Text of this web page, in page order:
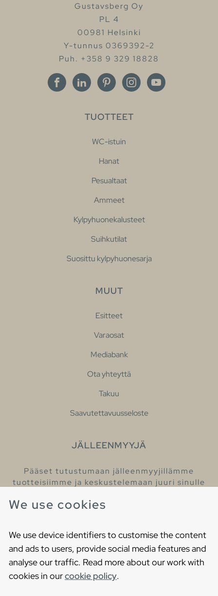
We use cookies
We use device identifiers to customise the content
and ads to users, provide social media features and
analyse our traffic. Read more about our work with
cookies in ourcookie policy.
Gustavsberg Oy
PL 4
00981 Helsinki
Y-tunnus 0369392-2
Puh. +358 9 329 18828
TUOTTEET
WC-istuin
Hanat
Pesualtaat
Ammeet
Kylpyhuonekalusteet
Suihkutilat
Suosittu kylpyhuonesarja
MUUT
Esitteet
Varaosat
Mediabank
Ota yhteyttä
Takuu
Saavutettavuusseloste
JÄLLEENMYYJÄ
Pääset tutustumaan jälleenmyyjillämme
tuotteisiimme ja keskustelemaan juuri sinulle